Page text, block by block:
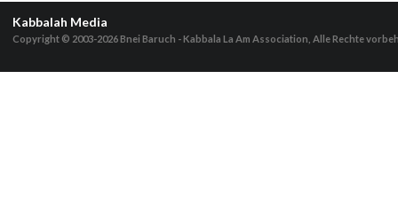
Kabbalah Media
Copyright © 2003-2026Bnei Baruch - Kabbala La Am Association, Alle Rechte